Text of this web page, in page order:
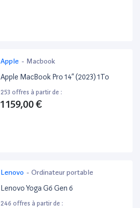
Apple - Macbook
Apple MacBook Pro 14” (2023) 1To
253 offres à partir de :
1 159,00 €
Lenovo - Ordinateur portable
Lenovo Yoga G6 Gen 6
246 offres à partir de :